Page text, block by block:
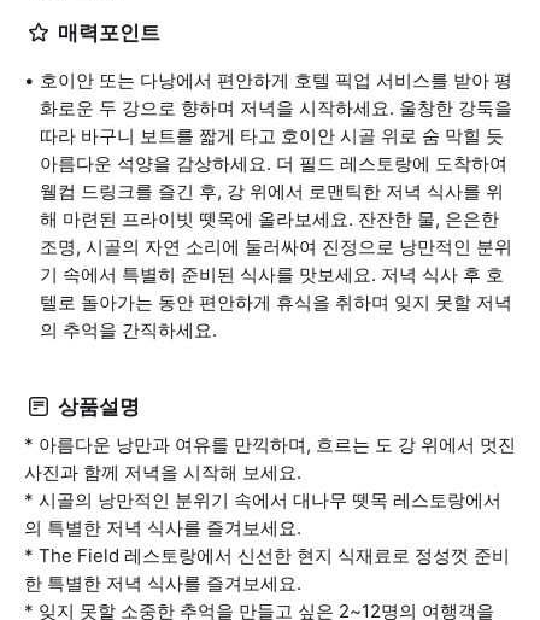
매력포인트
호이안 또는 다낭에서 편안하게 호텔 픽업 서비스를 받아 평
화로운 두 강으로 향하며 저녁을 시작하세요. 울창한 강둑을
따라 바구니 보트를 짧게 타고 호이안 시골 위로 숨 막힐 듯
아름다운 석양을 감상하세요. 더 필드 레스토랑에 도착하여
웰컴 드링크를 즐긴 후, 강 위에서 로맨틱한 저녁 식사를 위
해 마련된 프라이빗 뗏목에 올라보세요. 잔잔한 물, 은은한
조명, 시골의 자연 소리에 둘러싸여 진정으로 낭만적인 분위
기 속에서 특별히 준비된 식사를 맛보세요. 저녁 식사 후 호
텔로 돌아가는 동안 편안하게 휴식을 취하며 잊지 못할 저녁
의 추억을 간직하세요.
상품설명
* 아름다운 낭만과 여유를 만끽하며, 흐르는 도 강 위에서 멋진
사진과 함께 저녁을 시작해 보세요.
* 시골의 낭만적인 분위기 속에서 대나무 뗏목 레스토랑에서
의 특별한 저녁 식사를 즐겨보세요.
* The Field 레스토랑에서 신선한 현지 식재료로 정성껏 준비
한 특별한 저녁 식사를 즐겨보세요.
* 잊지 못할 소중한 추억을 만들고 싶은 2~12명의 여행객을